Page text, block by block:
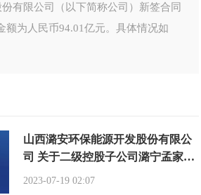
有限公司（以下简称公司）新签合同
额为人民币94.01亿元。具体情况如
山西潞安环保能源开发股份有限公
司 关于二级控股子公司潞宁孟家窑
煤业 停产的公告
2023-07-19 02:07